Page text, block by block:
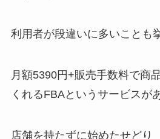
利用者が段違いに多いことも
月額5390円+販売手数料で商
くれるFBAというサービスが
店舗を持たずに始めたせどり